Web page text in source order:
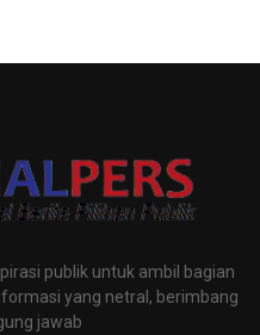
publik untuk ambil bagian
yang netral, berimbang
jawab